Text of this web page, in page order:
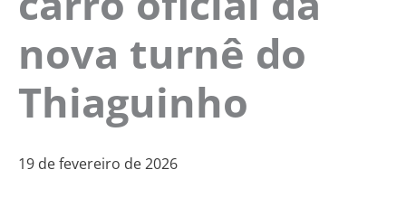
nova turnê do
Thiaguinho
19 de fevereiro de 2026